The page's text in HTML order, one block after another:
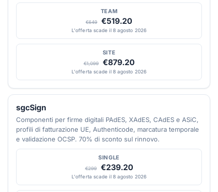
TEAM
€649 €519.20
L'offerta scade il 8 agosto 2026
SITE
€1,099 €879.20
L'offerta scade il 8 agosto 2026
sgcSign
Componenti per firme digitali PAdES, XAdES, CAdES e ASiC,
profili di fatturazione UE, Authenticode, marcatura temporale
e validazione OCSP. 70% di sconto sul rinnovo.
SINGLE
€299 €239.20
L'offerta scade il 8 agosto 2026